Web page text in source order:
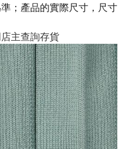
；產品的實際尺寸，尺寸
主查詢存貨